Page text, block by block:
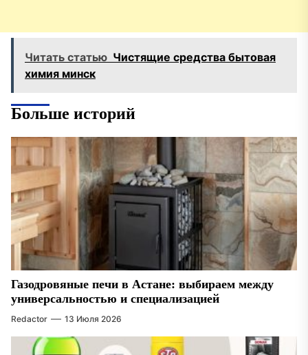
Читать статью Чистящие средства бытовая
химия минск
Больше историй
Газодровяные печи в Астане: выбираем между
универсальностью и специализацией
Redactor 13 Июля 2026